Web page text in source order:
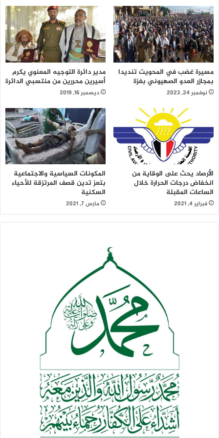
مسيرة غضب في المحويت تنديدا
بمجازر العدو الصهيوني بغزة
نوفمبر 24, 2023
مدير دائرة التوجيه المعنوي يكرم
أسيرين محررين من منتسبي الدائرة
ديسمبر 16, 2019
الأرصاد يحث على الوقاية من
انخفاض درجات الحرارة خلال
الساعات المقبلة
فبراير 4, 2021
المكونات السياسية والاجتماعية
بتعز تدين قصف المرتزقة للأحياء
السكنية
مارس 7, 2021